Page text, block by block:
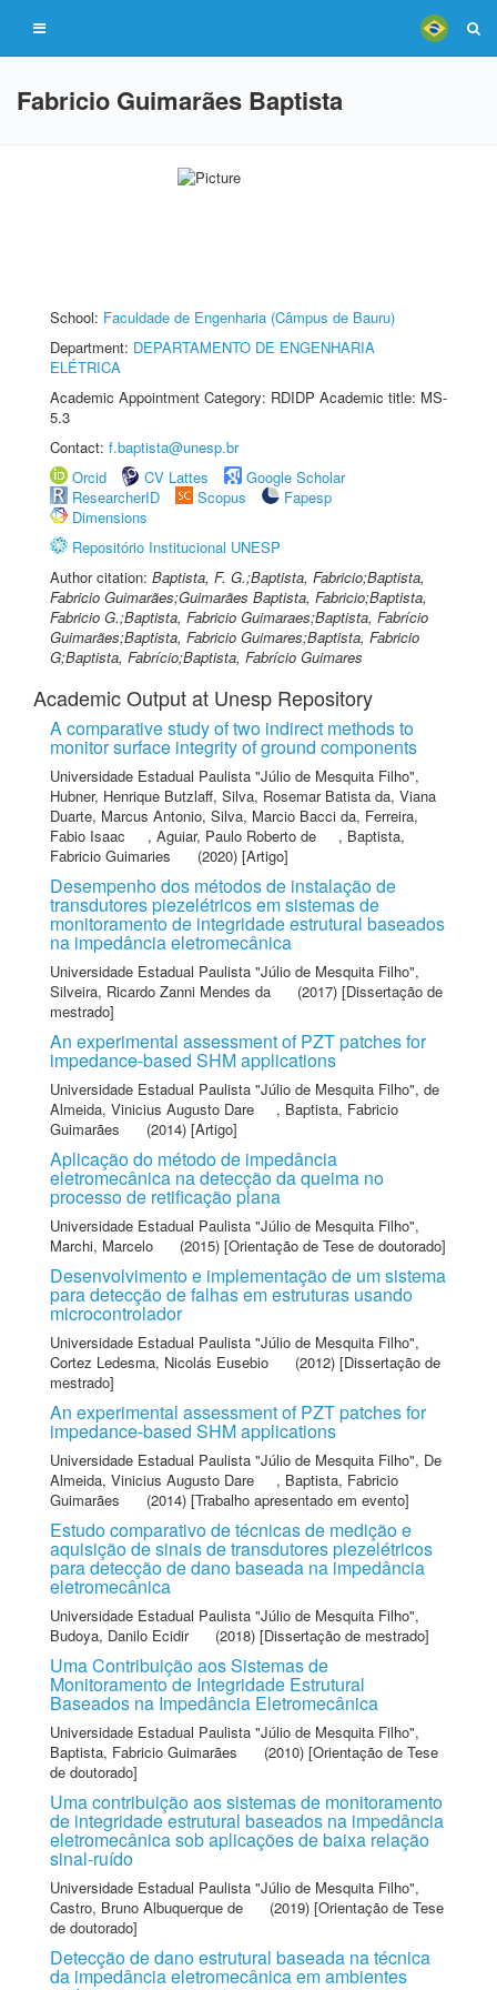
Fabricio Guimarães Baptista
School: Faculdade de Engenharia (Câmpus de Bauru)
Department: DEPARTAMENTO DE ENGENHARIA
ELÉTRICA
Academic Appointment Category: RDIDP Academic title: MS-
5.3
Contact: f.baptista@unesp.br
Orcid
CV Lattes
Google Scholar
ResearcherID
Scopus
Fapesp
Dimensions
Repositório Institucional UNESP
Author citation: Baptista, F. G.;Baptista, Fabricio;Baptista,
Fabricio Guimarães;Guimarães Baptista, Fabricio;Baptista,
Fabricio G.;Baptista, Fabricio Guimaraes;Baptista, Fabrício
Guimarães;Baptista, Fabricio Guimares;Baptista, Fabricio
G;Baptista, Fabrício;Baptista, Fabrício Guimares
Academic Output at Unesp Repository
A comparative study of two indirect methods to
monitor surface integrity of ground components
Universidade Estadual Paulista "Júlio de Mesquita Filho",
Hubner, Henrique Butzlaff, Silva, Rosemar Batista da, Viana
Duarte, Marcus Antonio, Silva, Marcio Bacci da, Ferreira,
Fabio Isaac
, Aguiar, Paulo Roberto de , Baptista,
Fabricio Guimaries
(2020) [Artigo]
Desempenho dos métodos de instalação de
transdutores piezelétricos em sistemas de
monitoramento de integridade estrutural baseados
na impedância eletromecânica
Universidade Estadual Paulista "Júlio de Mesquita Filho",
Silveira, Ricardo Zanni Mendes da
(2017) [Dissertação de
mestrado]
An experimental assessment of PZT patches for
impedance-based SHM applications
Universidade Estadual Paulista "Júlio de Mesquita Filho", de
Almeida, Vinicius Augusto Dare
, Baptista, Fabricio
Guimarães
(2014) [Artigo]
Aplicação do método de impedância
eletromecânica na detecção da queima no
processo de retificação plana
Universidade Estadual Paulista "Júlio de Mesquita Filho",
Marchi, Marcelo
(2015) [Orientação de Tese de doutorado]
Desenvolvimento e implementação de um sistema
para detecção de falhas em estruturas usando
microcontrolador
Universidade Estadual Paulista "Júlio de Mesquita Filho",
Cortez Ledesma, Nicolás Eusebio
(2012) [Dissertação de
mestrado]
An experimental assessment of PZT patches for
impedance-based SHM applications
Universidade Estadual Paulista "Júlio de Mesquita Filho", De
Almeida, Vinicius Augusto Dare
, Baptista, Fabricio
Guimarães
(2014) [Trabalho apresentado em evento]
Estudo comparativo de técnicas de medição e
aquisição de sinais de transdutores piezelétricos
para detecção de dano baseada na impedância
eletromecânica
Universidade Estadual Paulista "Júlio de Mesquita Filho",
Budoya, Danilo Ecidir
(2018) [Dissertação de mestrado]
Uma Contribuição aos Sistemas de
Monitoramento de Integridade Estrutural
Baseados na Impedância Eletromecânica
Universidade Estadual Paulista "Júlio de Mesquita Filho",
Baptista, Fabricio Guimarães
(2010) [Orientação de Tese
de doutorado]
Uma contribuição aos sistemas de monitoramento
de integridade estrutural baseados na impedância
eletromecânica sob aplicações de baixa relação
sinal-ruído
Universidade Estadual Paulista "Júlio de Mesquita Filho",
Castro, Bruno Albuquerque de
(2019) [Orientação de Tese
de doutorado]
Detecção de dano estrutural baseada na técnica
da impedância eletromecânica em ambientes